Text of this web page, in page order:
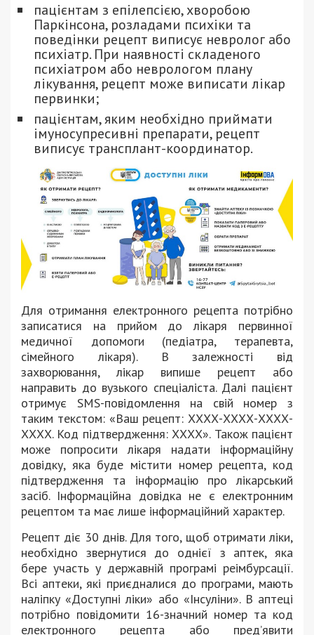
пацієнтам з епілепсією, хворобою
Паркінсона, розладами психіки та
поведінки рецепт виписує невролог або
психіатр. При наявності складеного
психіатром або неврологом плану
лікування, рецепт може виписати лікар
первинки;
пацієнтам, яким необхідно приймати
імуносупресивні препарати, рецепт
виписує трансплант-координатор.
Для отримання електронного рецепта потрібно
записатися на прийом до лікаря первинної
медичної допомоги (педіатра, терапевта,
сімейного лікаря). В залежності від
захворювання, лікар випише рецепт або
направить до вузького спеціаліста. Далі пацієнт
отримує SMS-повідомлення на свій номер з
таким текстом: «Ваш рецепт: ХХХХ-ХХХХ-ХХХХ-
ХХХХ. Код підтвердження: ХХХХ». Також пацієнт
може попросити лікаря надати інформаційну
довідку, яка буде містити номер рецепта, код
підтвердження та інформацію про лікарський
засіб. Інформаційна довідка не є електронним
рецептом та має лише інформаційний характер.
Рецепт діє 30 днів. Для того, щоб отримати ліки,
необхідно звернутися до однієї з аптек, яка
бере участь у державній програмі реімбурсації.
Всі аптеки, які приєдналися до програми, мають
наліпку «Доступні ліки» або «Інсуліни». В аптеці
потрібно повідомити 16-значний номер та код
електронного рецепта або пред’явити